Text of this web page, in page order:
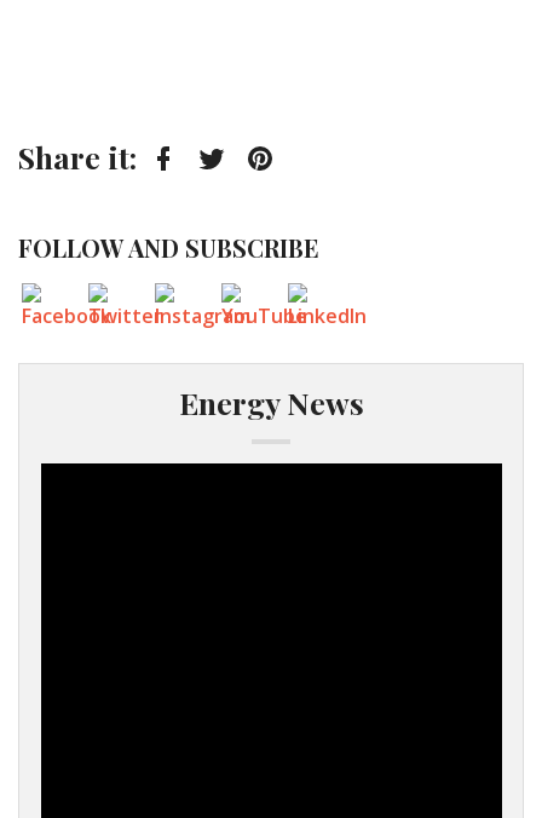
Share it: Facebook
Twitter
FOLLOW AND SUBSCRIBE
Energy News